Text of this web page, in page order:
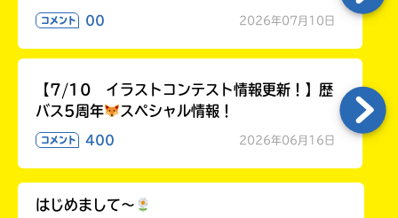
コメント 00 2026年07月10日
【7/10 イラストコンテスト情報更新！】歴
バス5周年
スペシャル情報！
コメント 400 2026年06月16日
はじめまして〜